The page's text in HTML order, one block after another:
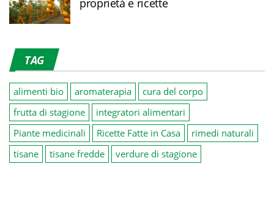
proprietà e ricette
TAG
alimenti bio aromaterapia
cura del corpo
frutta di stagione
integratori alimentari
Piante medicinali
Ricette Fatte in Casa
rimedi naturali
tisane
tisane fredde verdure di stagione